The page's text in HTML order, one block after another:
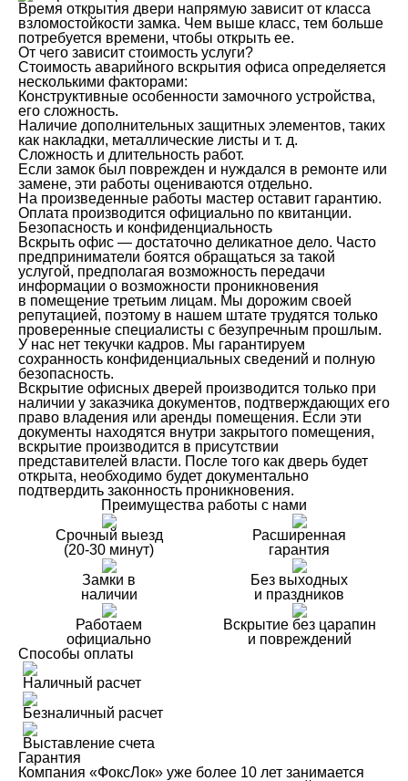
Время открытия двери напрямую зависит от класса
взломостойкости замка. Чем выше класс, тем больше
потребуется времени, чтобы открыть ее.
От чего зависит стоимость услуги?
Стоимость аварийного вскрытия офиса определяется
несколькими факторами:
Конструктивные особенности замочного устройства,
его сложность.
Наличие дополнительных защитных элементов, таких
как накладки, металлические листы и т. д.
Сложность и длительность работ.
Если замок был поврежден и нуждался в ремонте или
замене, эти работы оцениваются отдельно.
На произведенные работы мастер оставит гарантию.
Оплата производится официально по квитанции.
Безопасность и конфиденциальность
Вскрыть офис — достаточно деликатное дело. Часто
предприниматели боятся обращаться за такой
услугой, предполагая возможность передачи
информации о возможности проникновения
в помещение третьим лицам. Мы дорожим своей
репутацией, поэтому в нашем штате трудятся только
проверенные специалисты с безупречным прошлым.
У нас нет текучки кадров. Мы гарантируем
сохранность конфиденциальных сведений и полную
безопасность.
Вскрытие офисных дверей производится только при
наличии у заказчика документов, подтверждающих его
право владения или аренды помещения. Если эти
документы находятся внутри закрытого помещения,
вскрытие производится в присутствии
представителей власти. После того как дверь будет
открыта, необходимо будет документально
подтвердить законность проникновения.
Преимущества работы с нами
Срочный выезд
(20-30 минут)
Расширенная
гарантия
Замки в
наличии
Без выходных
и праздников
Работаем
официально
Вскрытие без царапин
и повреждений
Способы оплаты
Наличный расчет
Безналичный расчет
Выставление счета
Гарантия
Компания «ФоксЛок» уже более 10 лет занимается